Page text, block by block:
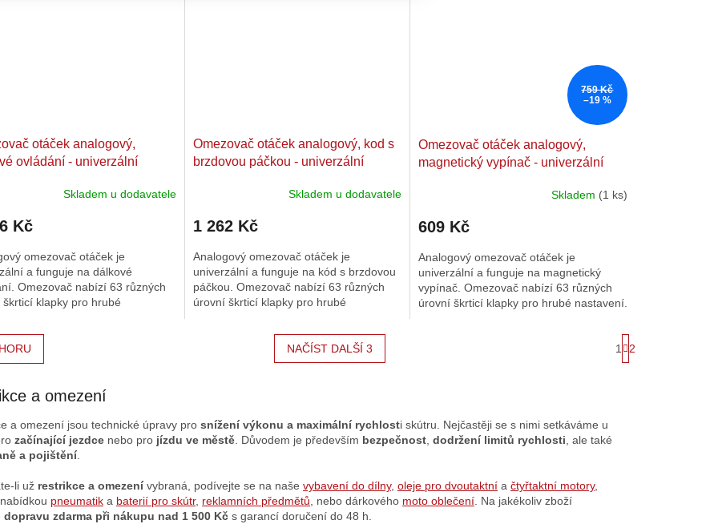
otáček analogový,
ovládání - univerzální
Skladem u dodavatele
Kč
omezovač otáček je
a funguje na dálkové
Omezovač nabízí 63 různých
škrticí klapky pro hrubé
Omezovač otáček analogový, kod s
brzdovou páčkou - univerzální
Skladem u dodavatele
1 262 Kč
Analogový omezovač otáček je
univerzální a funguje na kód s brzdovou
páčkou. Omezovač nabízí 63 různých
úrovní škrticí klapky pro hrubé
759 Kč
–19 %
Omezovač otáček analogový,
magnetický vypínač - univerzální
Skladem (1 ks)
609 Kč
Analogový omezovač otáček je
univerzální a funguje na magnetický
vypínač. Omezovač nabízí 63 různých
úrovní škrticí klapky pro hrubé nastavení.
NAČÍST DALŠÍ 3
t
r
1 2
a omezení
a omezení jsou technické úpravy pro snížení výkonu a maximální rychlosti skútru. Nejčastěji se s nimi setkáváme u
začínající jezdce nebo pro jízdu ve městě Důvodem je především bezpečnost dodržení limitů rychlosti , ale také
a pojištění.
li už restrikce a omezenívybraná, podívejte se na naše vybavení do dílny, oleje pro dvoutaktní a čtyřtaktní motory,
pneumatik a baterií pro skútr, reklamních předmětů , nebo dárkového moto oblečení . Na jakékoliv zboží
dopravu zdarma při nákupu nad 1 500 Kč s garancí doručení do 48 h.